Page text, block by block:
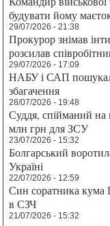
будувати йому
29/07/2026 - 21:38
Прокурор знімав
розсилав
29/07/2026 - 17:09
НАБУ і САП
збагачення
28/07/2026 - 19:48
Суддя, спійманий на
млн грн для ЗСУ
23/07/2026 - 15:32
Болгарський
Україні
22/07/2026 - 12:59
Син соратника кума
в СЗЧ
21/07/2026 - 15:32